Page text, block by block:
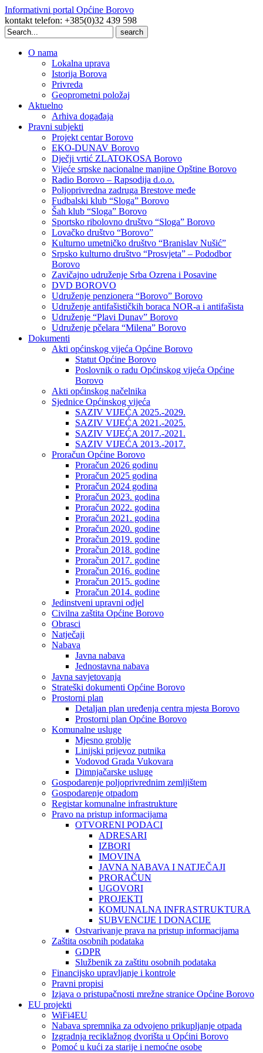
Informativni portal Općine Borovo
kontakt telefon: +385(0)32 439 598
Search
for:
O nama
Lokalna uprava
Istorija Borova
Privreda
Geoprometni položaj
Aktuelno
Arhiva događaja
Pravni subjekti
Projekt centar Borovo
EKO-DUNAV Borovo
Dječji vrtić ZLATOKOSA Borovo
Vijeće srpske nacionalne manjine Opštine Borovo
Radio Borovo – Rapsodija d.o.o.
Poljoprivredna zadruga Brestove međe
Fudbalski klub “Sloga” Borovo
Šah klub “Sloga” Borovo
Sportsko ribolovno društvo “Sloga” Borovo
Lovačko društvo “Borovo”
Kulturno umetničko društvo “Branislav Nušić”
Srpsko kulturno društvo “Prosvjeta” – Pododbor
Borovo
Zavičajno udruženje Srba Ozrena i Posavine
DVD BOROVO
Udruženje penzionera “Borovo” Borovo
Udruženje antifašističkih boraca NOR-a i antifašista
Udruženje “Plavi Dunav” Borovo
Udruženje pčelara “Milena” Borovo
Dokumenti
Akti općinskog vijeća Općine Borovo
Statut Općine Borovo
Poslovnik o radu Općinskog vijeća Općine
Borovo
Akti općinskog načelnika
Sjednice Općinskog vijeća
SAZIV VIJEĆA 2025.-2029.
SAZIV VIJEĆA 2021.-2025.
SAZIV VIJEĆA 2017.-2021.
SAZIV VIJEĆA 2013.-2017.
Proračun Općine Borovo
Proračun 2026 godinu
Proračun 2025 godina
Proračun 2024 godina
Proračun 2023. godina
Proračun 2022. godina
Proračun 2021. godina
Proračun 2020. godine
Proračun 2019. godine
Proračun 2018. godine
Proračun 2017. godine
Proračun 2016. godine
Proračun 2015. godine
Proračun 2014. godine
Jedinstveni upravni odjel
Civilna zaštita Općine Borovo
Obrasci
Natječaji
Nabava
Javna nabava
Jednostavna nabava
Javna savjetovanja
Strateški dokumenti Općine Borovo
Prostorni plan
Detaljan plan uređenja centra mjesta Borovo
Prostorni plan Općine Borovo
Komunalne usluge
Mjesno groblje
Linijski prijevoz putnika
Vodovod Grada Vukovara
Dimnjačarske usluge
Gospodarenje poljoprivrednim zemljištem
Gospodarenje otpadom
Registar komunalne infrastrukture
Pravo na pristup informacijama
OTVORENI PODACI
ADRESARI
IZBORI
IMOVINA
JAVNA NABAVA I NATJEČAJI
PRORAČUN
UGOVORI
PROJEKTI
KOMUNALNA INFRASTRUKTURA
SUBVENCIJE I DONACIJE
Ostvarivanje prava na pristup informacijama
Zaštita osobnih podataka
GDPR
Službenik za zaštitu osobnih podataka
Financijsko upravljanje i kontrole
Pravni propisi
Izjava o pristupačnosti mrežne stranice Općine Borovo
EU projekti
WiFi4EU
Nabava spremnika za odvojeno prikupljanje otpada
Izgradnja reciklažnog dvorišta u Općini Borovo
Pomoć u kući za starije i nemoćne osobe